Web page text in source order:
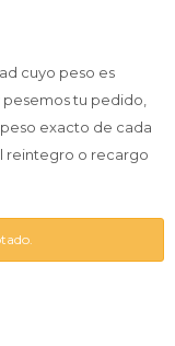
cuyo peso es
tu pedido,
exacto de cada
reintegro o recargo